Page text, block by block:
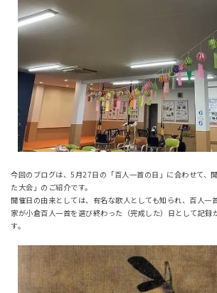
今回のブログは、5月27日の「百人一首の日」に合わせて、
た大会」のご紹介です。
開催日の由来としては、有名な歌人としても知られ、百人一
家が小倉百人一首を選び終わった（完成した）日として記録
す。